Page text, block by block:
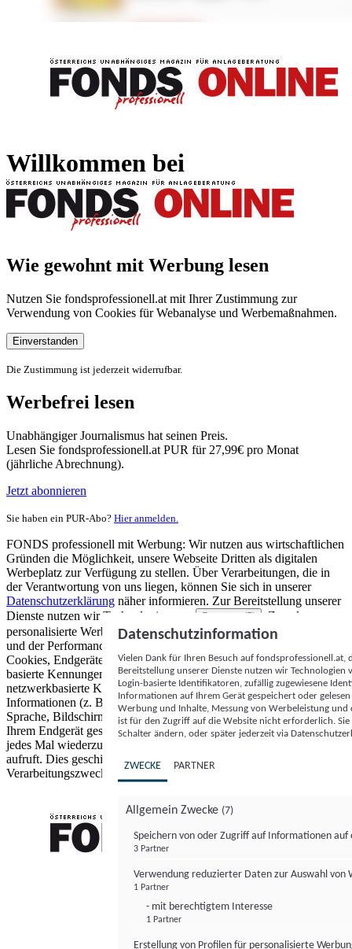
Willkommen bei
Wie gewohnt mit Werbung lesen
Nutzen Sie fondsprofessionell.at mit Ihrer Zustimmung zur
Verwendung von Cookies für Webanalyse und Werbemaßnahmen.
Einverstanden
Die Zustimmung ist jederzeit widerrufbar.
Werbefrei lesen
Unabhängiger Journalismus hat seinen Preis.
Lesen Sie fondsprofessionell.at PUR für 27,99€ pro Monat
(jährliche Abrechnung).
Jetzt abonnieren
Sie haben ein PUR-Abo? Hier anmelden.
FONDS professionell mit Werbung: Wir nutzen aus wirtschaftlichen
Gründen die Möglichkeit, unsere Webseite Dritten als digitalen
Werbeplatz zur Verfügung zu stellen. Über Verarbeitungen, die in
der Verantwortung von uns liegen, können Sie sich in unserer
Datenschutzerklärung näher informieren. Zur Bereitstellung unserer
Dienste nutzen wir Technologien von
Partnern (5)
. Zwecke:
personalisierte Werbung und Inhalte, Messung von Werbeleistung
und der Performance von Inhalten sowie Zielgruppenforschung.
Cookies, Endgeräte- oder ähnliche Online-Kennungen (z. B. login-
basierte Kennungen, zufällig generierte Kennungen,
netzwerkbasierte Kennungen) können zusammen mit anderen
Informationen (z. B. Browsertyp und Browserinformationen,
Sprache, Bildschirmgröße, unterstützte Technologien usw.) auf
Ihrem Endgerät gespeichert oder von dort ausgelesen werden, um es
jedes Mal wiederzuerkennen, wenn es eine App oder einer Webseite
aufruft. Dies geschieht für einen oder mehrere der hier aufgeführten
Verarbeitungszwecke.
Datenschutzinformation
Vielen Dank für Ihren Besuch auf
Bereitstellung unserer Dienste nutzen wir Technologien
Login-basierte Identifikatoren, zufällig zugewiesene
Informationen auf Ihrem Gerät gespeichert oder
Werbung und Inhalte, Messung von Werbeleistung
ist für den Zugriff auf die Website nicht erforderlich.
Schalter ändern, oder später jederzeit via
ZWECKE PARTNER
Allgemein Zwecke (7)
Speichern von oder Zugriff auf Informationen auf
3 Partner
Verwendung reduzierter Daten zur Auswahl von
1 Partner
- mit berechtigtem Interesse
1 Partner
Erstellung von Profilen für personalisierte
FONDS professionell